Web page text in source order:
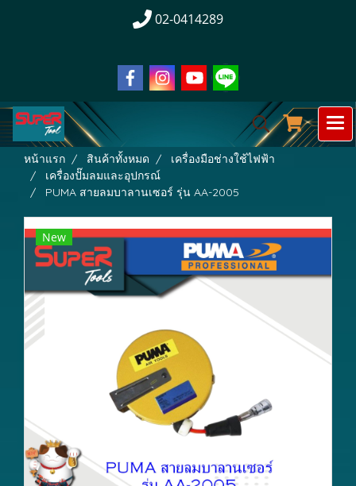
02-0414289
หน้าแรก สินค้าทั้งหมด
เครื่องมือช่างใช้ไฟฟ้า
เครื่องปั๊มลมและอุปกรณ์
PUMA สายลมบาลานเซอร์ รุ่น AA-2005
New